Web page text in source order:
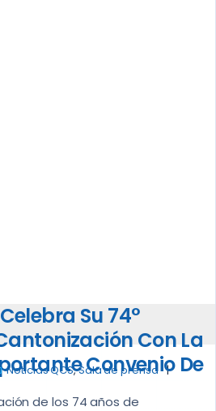
Su 74°
Con La
Convenio De
Noticias QCS,Sala de prensa
de los 74 años de